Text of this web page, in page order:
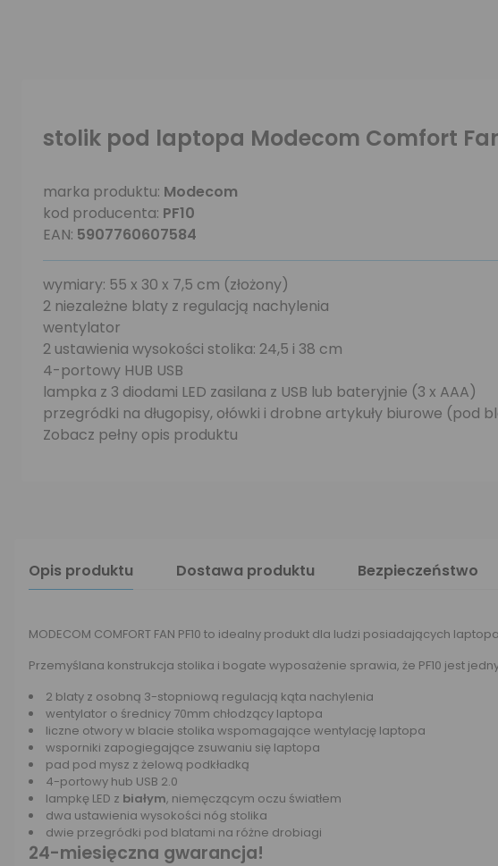
stolik pod laptopa Modecom Comfort Fan
marka produktu: Modecom
kod producenta: PF10
EAN: 5907760607584
wymiary: 55 x 30 x 7,5 cm (złożony)
2 niezależne blaty z regulacją nachylenia
wentylator
2 ustawienia wysokości stolika: 24,5 i 38 cm
4-portowy HUB USB
lampka z 3 diodami LED zasilana z USB lub bateryjnie (3 x AAA)
przegródki na długopisy, ołówki i drobne artykuły biurowe (pod
Zobacz pełny opis produktu
Opis produktu Dostawa produktu Bezpieczeństwo
MODECOM COMFORT FAN PF10 to idealny produkt dla ludzi posiadających
Przemyślana konstrukcja stolika i bogate wyposażenie sprawia, że PF10 jest
2 blaty z osobną 3-stopniową regulacją kąta nachylenia
wentylator o średnicy 70mm chłodzący laptopa
liczne otwory w blacie stolika wspomagające wentylację laptopa
wsporniki zapogiegające zsuwaniu się laptopa
pad pod mysz z żelową podkładką
4-portowy hub USB 2.0
lampkę LED z białym, niemęczącym oczu światłem
dwa ustawienia wysokości nóg stolika
dwie przegródki pod blatami na różne drobiagi
24-miesięczna gwarancja!